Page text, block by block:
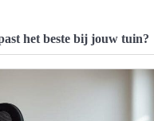
het beste bij jouw tuin?